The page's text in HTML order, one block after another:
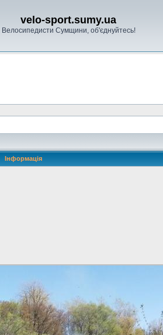
velo-sport.sumy.ua
Велосипедисти Сумщини, об'єднуйтесь!
Інформація